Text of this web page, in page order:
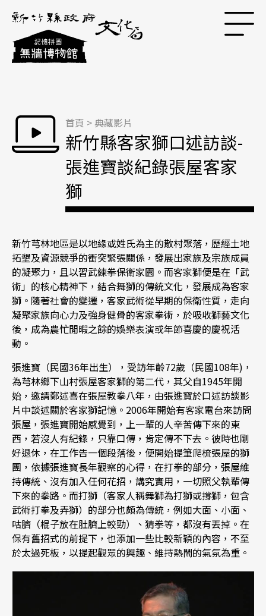
跳到主要內容區塊
首頁 > 典藏影片
新竹縣客家獅口述訪談-
張進寶談紀錄張屋客家
獅
新竹芎林地區是以地緣或姓氏為主的散村聚落，歷經土地
拓墾及資源競爭的衝突緊張關係，發展出家族及宗族成員
的凝聚力，且以習武練拳保衛家園。而客家獅便是在「武
術」的核心精神下，結合舞獅的傳統文化，發展成為客家
獅。隨著社會的變遷，客家武術從早期的保衛性質，走向
凝聚家族向心力及強身健骨的客家拳術，於吸收獅藝文化
後，成為農忙閒暇之餘的娛樂表演或年節喜慶的慶祝活
動。
張進寶（民國36年出生），受訪年齡72歲（民國108年)，
為芎林鄉下山村張屋客家獅的第二代，其父自1945年開
始，邀請鄭述喜在張屋教拳八年，由張進寶於口述訪談影
片中談述關於客家獅記憶。2006年開始有客家電台來訪問
張屋，張進寶開始感覺到，上一輩的人辛苦傳下來的東
西，若沒人有紀錄，只靠口傳，肯定傳不下去。彼時也剛
好退休，在工作告一個段落後，便開始提筆爬梳張屋的獅
團，依據張進寶長年觀察的心得，在打拳的部分，張屋維
持傳統、沒有加入任何花招，講究實用，一切照父執輩傳
下來的拳路。而打獅（客家人稱舞獅為打獅或撐獅，包含
武術打拳及弄獅）的部分也頗為傳統，例如大面、小面、
咕臍（棍子放在肚臍上較勁）、猜拳等，都沒有丟掉。在
保有舊招式的前提下，也添加一些比較新穎的內容，不至
於太過死板，以提起觀眾的興趣、維持熱鬧的氣氛為重。